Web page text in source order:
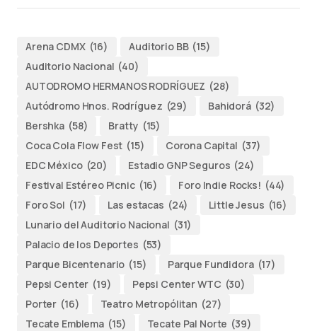
Arena CDMX (16) Auditorio BB (15)
Auditorio Nacional (40)
AUTODROMO HERMANOS RODRÍGUEZ (28)
Autódromo Hnos. Rodríguez (29) Bahidorá (32)
Bershka (58) Bratty (15)
Coca Cola Flow Fest (15) Corona Capital (37)
EDC México (20) Estadio GNP Seguros (24)
Festival Estéreo Picnic (16) Foro Indie Rocks! (44)
Foro Sol (17) Las estacas (24) Little Jesus (16)
Lunario del Auditorio Nacional (31)
Palacio de los Deportes (53)
Parque Bicentenario (15) Parque Fundidora (17)
Pepsi Center (19) Pepsi Center WTC (30)
Porter (16) Teatro Metropólitan (27)
Tecate Emblema (15) Tecate Pal Norte (39)